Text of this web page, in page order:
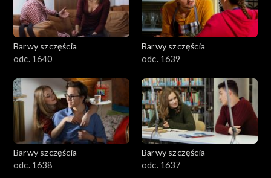
Barwy szczęścia
odc. 1640
Barwy szczęścia
odc. 1639
Barwy szczęścia
odc. 1638
Barwy szczęścia
odc. 1637